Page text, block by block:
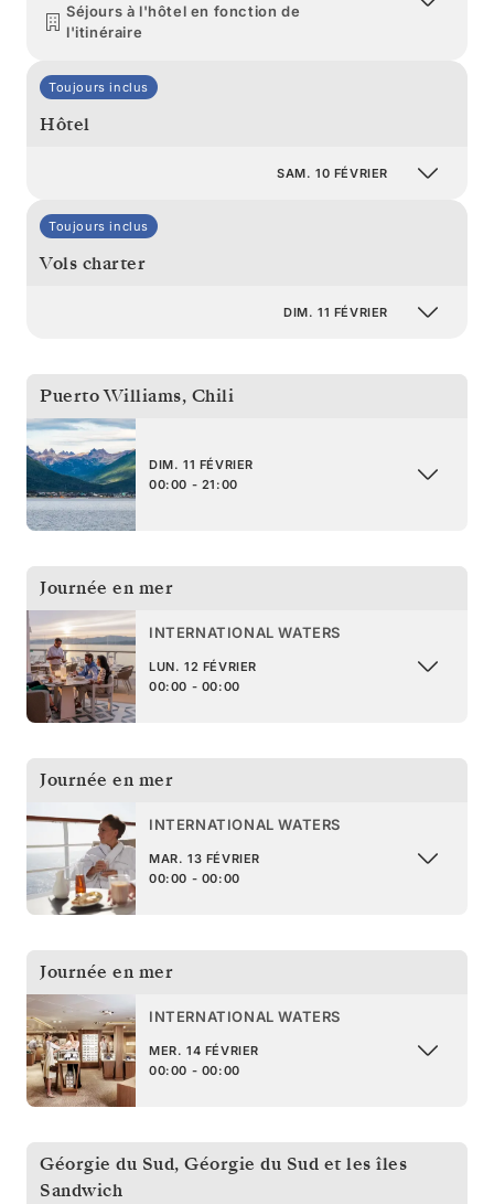
Séjours à l'hôtel en fonction de
l'itinéraire
Toujours inclus
Hôtel
SAM. 10 FÉVRIER
Toujours inclus
Vols charter
DIM. 11 FÉVRIER
Puerto Williams, Chili
DIM. 11 FÉVRIER
00:00 - 21:00
Journée en mer
INTERNATIONAL WATERS
LUN. 12 FÉVRIER
00:00 - 00:00
Journée en mer
INTERNATIONAL WATERS
MAR. 13 FÉVRIER
00:00 - 00:00
Journée en mer
INTERNATIONAL WATERS
MER. 14 FÉVRIER
00:00 - 00:00
Géorgie du Sud, Géorgie du Sud et les îles
Sandwich